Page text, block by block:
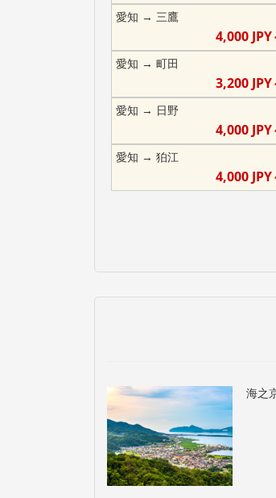
愛知 → 三鷹
4,000 JPY
愛知 → 町田
3,200 JPY
愛知 → 日野
4,000 JPY
愛知 → 狛江
4,000 JPY
海之